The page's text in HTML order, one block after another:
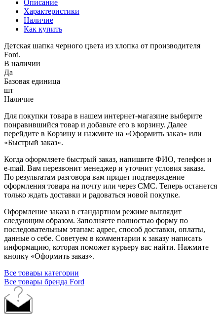
Описание
Характеристики
Наличие
Как купить
Детская шапка черного цвета из хлопка от производителя
Ford.
В наличии
Да
Базовая единица
шт
Наличие
Для покупки товара в нашем интернет-магазине выберите
понравившийся товар и добавьте его в корзину. Далее
перейдите в Корзину и нажмите на «Оформить заказ» или
«Быстрый заказ».
Когда оформляете быстрый заказ, напишите ФИО, телефон и
e-mail. Вам перезвонит менеджер и уточнит условия заказа.
По результатам разговора вам придет подтверждение
оформления товара на почту или через СМС. Теперь останется
только ждать доставки и радоваться новой покупке.
Оформление заказа в стандартном режиме выглядит
следующим образом. Заполняете полностью форму по
последовательным этапам: адрес, способ доставки, оплаты,
данные о себе. Советуем в комментарии к заказу написать
информацию, которая поможет курьеру вас найти. Нажмите
кнопку «Оформить заказ».
Все товары категории
Все товары бренда Ford